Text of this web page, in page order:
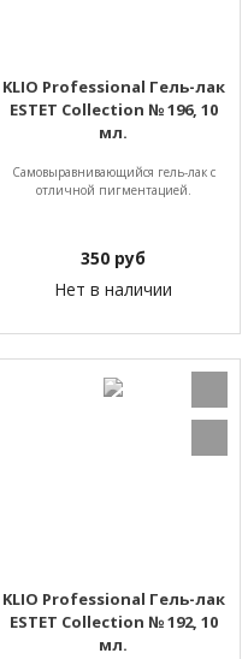
KLIO Professional Гель-лак
ESTET Collection № 196, 10
мл.
Самовыравнивающийся гель-лак с
отличной пигментацией.
350 руб
Нет в наличии
KLIO Professional Гель-лак
ESTET Collection № 192, 10
мл.